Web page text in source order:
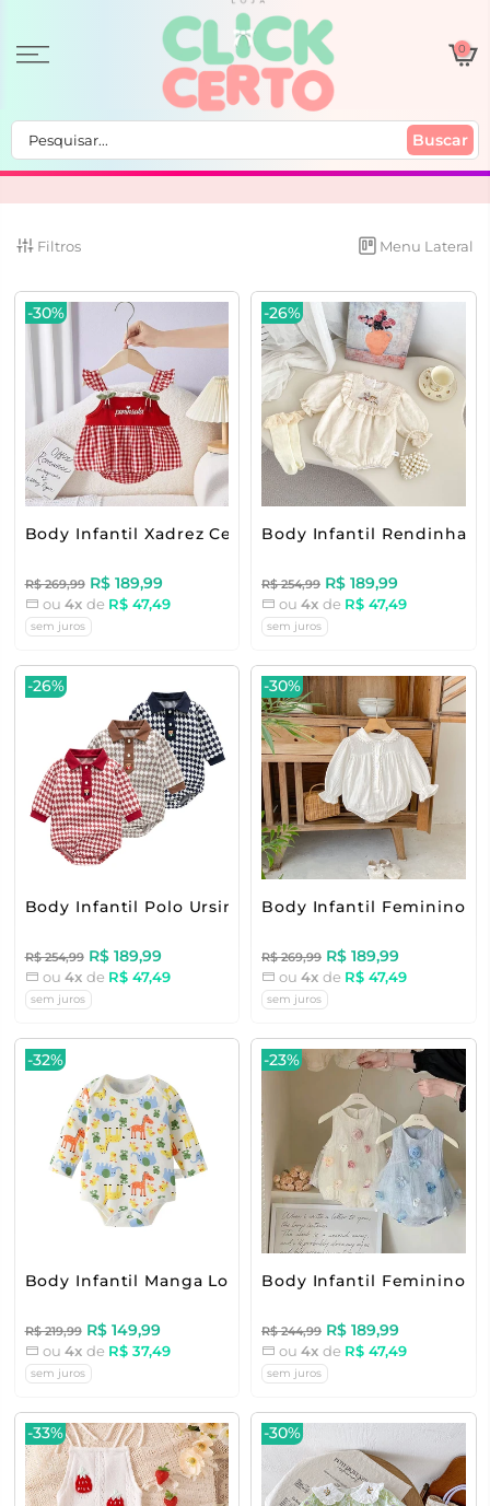
0
Buscar
Filtros Menu Lateral
-30%
Body Infantil Xadrez Cerejinhas
R$ 269,99 R$ 189,99
ou 4x de R$ 47,49
sem juros
-26%
Body Infantil Rendinha
R$ 254,99 R$ 189,99
ou 4x de R$ 47,49
sem juros
-26%
Body Infantil Polo Ursinho
R$ 254,99 R$ 189,99
ou 4x de R$ 47,49
sem juros
-30%
Body Infantil Feminino
R$ 269,99 R$ 189,99
ou 4x de R$ 47,49
sem juros
-32%
Body Infantil Manga Longa Estampas
R$ 219,99 R$ 149,99
ou 4x de R$ 37,49
sem juros
-23%
Body Infantil Feminino
R$ 244,99 R$ 189,99
ou 4x de R$ 47,49
sem juros
-33% -30%